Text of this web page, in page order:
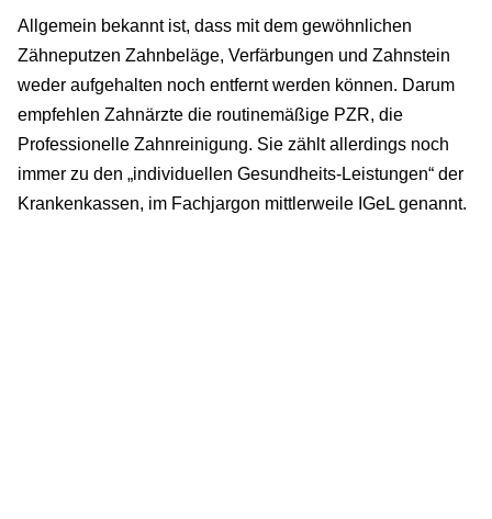
Allgemein bekannt ist, dass mit dem gewöhnlichen
Zähneputzen Zahnbeläge, Verfärbungen und Zahnstein
weder aufgehalten noch entfernt werden können. Darum
empfehlen Zahnärzte die routinemäßige PZR, die
Professionelle Zahnreinigung. Sie zählt allerdings noch
immer zu den „individuellen Gesundheits-Leistungen“ der
Krankenkassen, im Fachjargon mittlerweile IGeL genannt.